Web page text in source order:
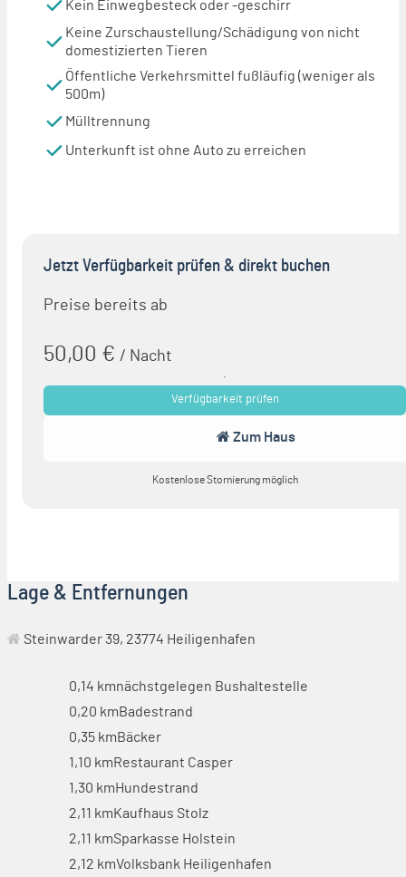
Kein Einwegbesteck oder -geschirr
Keine Zurschaustellung/Schädigung von nicht
domestizierten Tieren
Öffentliche Verkehrsmittel fußläufig (weniger als
500m)
Mülltrennung
Unterkunft ist ohne Auto zu erreichen
Jetzt Verfügbarkeit prüfen & direkt buchen
Preise bereits ab
50,00 € / Nacht
Verfügbarkeit prüfen
Zum Haus
Kostenlose Stornierung möglich
Lage & Entfernungen
Steinwarder 39, 23774 Heiligenhafen
0,14 kmnächstgelegen Bushaltestelle
0,20 kmBadestrand
0,35 kmBäcker
1,10 kmRestaurant Casper
1,30 kmHundestrand
2,11 kmKaufhaus Stolz
2,11 kmSparkasse Holstein
2,12 kmVolksbank Heiligenhafen